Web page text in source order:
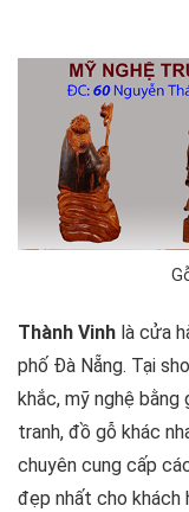
Thành Vinh là cửa
phố Đà Nẵng. Tại
khắc, mỹ nghệ bằng
tranh, đồ gỗ khác
chuyên cung cấp
đẹp nhất cho khách